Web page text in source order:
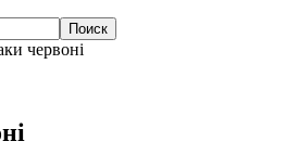
червонi